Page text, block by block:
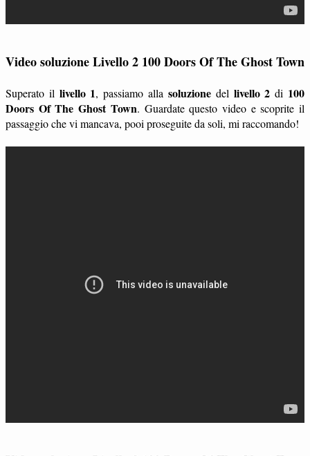
Video soluzione Livello 2 100 Doors Of The Ghost Town
Superato il livello 1, passiamo alla soluzionedel livello 2 di 100
Doors Of The Ghost Town. Guardate questo video e scoprite il
passaggio che vi mancava, pooi proseguite da soli, mi raccomando!